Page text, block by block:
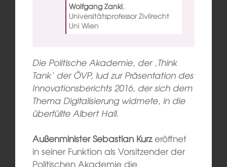
Wolfgang Zankl,
Universitätsprofessor Zivilrecht
Uni Wien
Die Politische Akademie, der ‚Think
Tank‘ der ÖVP, lud zur Präsentation des
Innovationsberichts 2016, der sich dem
Thema Digitalisierung widmete, in die
überfüllte Albert Hall.
Außenminister Sebastian Kurzeröffnet
in seiner Funktion als Vorsitzender der
Politischen Akademie die